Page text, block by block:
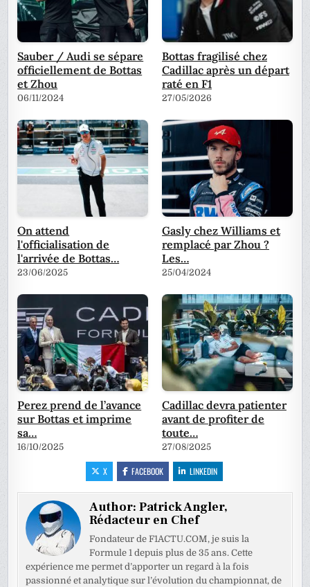
Sauber / Audi se sépare
officiellement de Bottas
et Zhou
06/11/2024
Bottas fragilisé chez
Cadillac après un départ
raté en F1
27/05/2026
On attend
l'officialisation de
l'arrivée de Bottas…
23/06/2025
Gasly chez Williams et
remplacé par Zhou ?
Les…
25/04/2024
Perez prend de l’avance
sur Bottas et imprime
sa…
16/10/2025
Cadillac devra patienter
avant de profiter de
toute…
27/08/2025
X FACEBOOK LINKEDIN
Author:Patrick Angler,
Rédacteur en Chef
Fondateur de F1ACTU.COM, je suis la
Formule 1 depuis plus de 35 ans. Cette
expérience me permet d’apporter un regard à la fois
passionné et analytique sur l’évolution du championnat, de